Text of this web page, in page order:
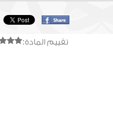
تقييم المادة: